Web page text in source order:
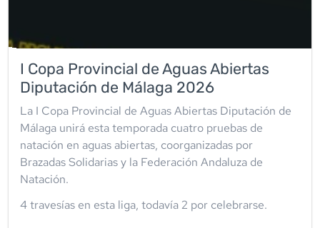
I Copa Provincial de Aguas Abiertas
Diputación de Málaga 2026
La I Copa Provincial de Aguas Abiertas Diputación de
Málaga unirá esta temporada cuatro pruebas de
natación en aguas abiertas, coorganizadas por
Brazadas Solidarias y la Federación Andaluza de
Natación.
4travesías en esta liga, todavía 2 por celebrarse.